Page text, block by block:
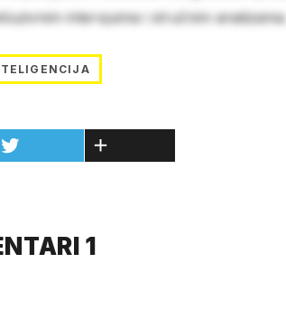
intervjuima i stručnim analizama.
1